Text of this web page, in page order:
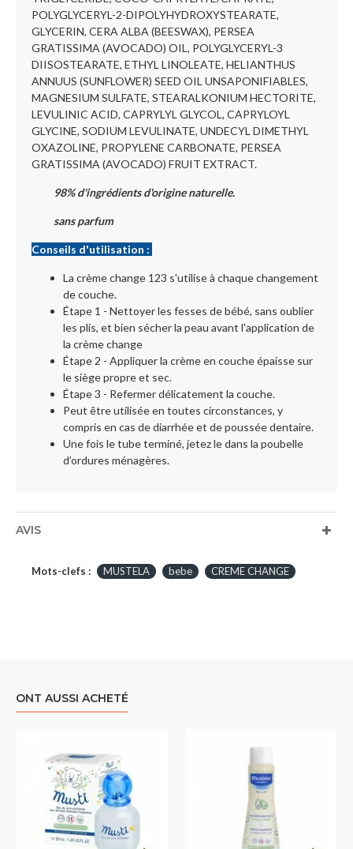
POLYGLYCERYL-2-DIPOLYHYDROXYSTEARATE,
GLYCERIN, CERA ALBA (BEESWAX), PERSEA
GRATISSIMA (AVOCADO) OIL, POLYGLYCERYL-3
DIISOSTEARATE, ETHYL LINOLEATE, HELIANTHUS
ANNUUS (SUNFLOWER) SEED OIL UNSAPONIFIABLES,
MAGNESIUM SULFATE, STEARALKONIUM HECTORITE,
LEVULINIC ACID, CAPRYLYL GLYCOL, CAPRYLOYL
GLYCINE, SODIUM LEVULINATE, UNDECYL DIMETHYL
OXAZOLINE, PROPYLENE CARBONATE, PERSEA
GRATISSIMA (AVOCADO) FRUIT EXTRACT.
98% d'ingrédients d'origine naturelle.
sans parfum
Conseils d'utilisation :
La crème change 123 s'utilise à chaque changement
de couche.
Étape 1 - Nettoyer les fesses de bébé, sans oublier
les plis, et bien sécher la peau avant l'application de
la crème change
Étape 2 - Appliquer la crème en couche épaisse sur
le siège propre et sec.
Étape 3 - Refermer délicatement la couche.
Peut être utilisée en toutes circonstances, y
compris en cas de diarrhée et de poussée dentaire.
Une fois le tube terminé, jetez le dans la poubelle
d’ordures ménagères.
AVIS
Mots-clefs : MUSTELA bebe CREME CHANGE
ONT AUSSI ACHETÉ